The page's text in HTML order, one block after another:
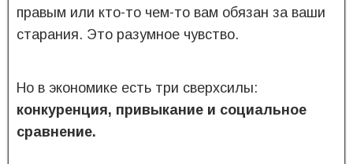
правым или кто-то чем-то вам обязан за ваши
старания. Это разумное чувство.
Но в экономике есть три сверхсилы:
конкуренция, привыкание и социальное
сравнение.